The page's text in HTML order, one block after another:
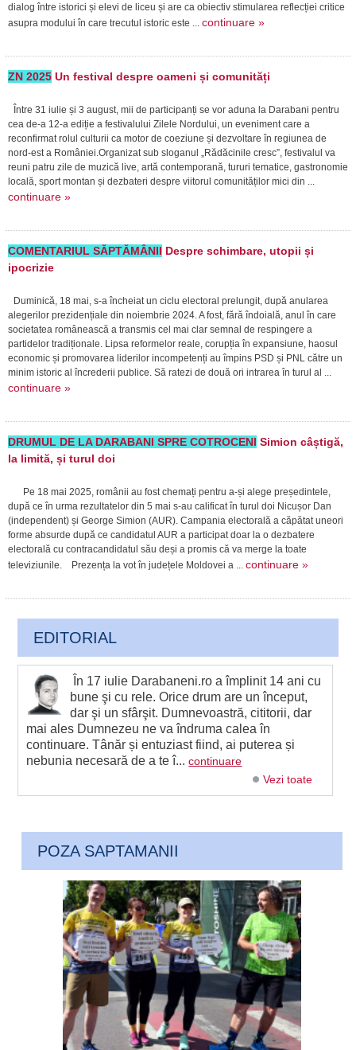
dialog între istorici și elevi de liceu și are ca obiectiv stimularea reflecției critice
asupra modului în care trecutul istoric este ... continuare »
ZN 2025Un festival despre oameni și comunități
Între 31 iulie și 3 august, mii de participanți se vor aduna la Darabani pentru
cea de-a 12-a ediție a festivalului Zilele Nordului, un eveniment care a
reconfirmat rolul culturii ca motor de coeziune și dezvoltare în regiunea de
nord-est a României.Organizat sub sloganul „Rădăcinile cresc”, festivalul va
reuni patru zile de muzică live, artă contemporană, tururi tematice, gastronomie
locală, sport montan și dezbateri despre viitorul comunităților mici din ...
continuare »
COMENTARIUL SĂPTĂMÂNII Despre schimbare, utopii și
ipocrizie
Duminică, 18 mai, s-a încheiat un ciclu electoral prelungit, după anularea
alegerilor prezidențiale din noiembrie 2024. A fost, fără îndoială, anul în care
societatea românească a transmis cel mai clar semnal de respingere a
partidelor tradiționale. Lipsa reformelor reale, corupția în expansiune, haosul
economic și promovarea liderilor incompetenți au împins PSD și PNL către un
minim istoric al încrederii publice. Să ratezi de două ori intrarea în turul al ...
continuare »
DRUMUL DE LA DARABANI SPRE COTROCENI Simion câștigă,
la limită, și turul doi
Pe 18 mai 2025, românii au fost chemați pentru a-și alege președintele,
după ce în urma rezultatelor din 5 mai s-au calificat în turul doi Nicușor Dan
(independent) și George Simion (AUR). Campania electorală a căpătat uneori
forme absurde după ce candidatul AUR a participat doar la o dezbatere
electorală cu contracandidatul său deși a promis că va merge la toate
televiziunile. Prezența la vot în județele Moldovei a ... continuare »
EDITORIAL
În 17 iulie Darabaneni.ro a împlinit 14 ani cu
bune şi cu rele. Orice drum are un început,
dar şi un sfârşit. Dumnevoastră, cititorii, dar
mai ales Dumnezeu ne va îndruma calea în
continuare. Tânăr și entuziast fiind, ai puterea și
nebunia necesară de a te î...continuare
Vezi toate
POZA SAPTAMANII